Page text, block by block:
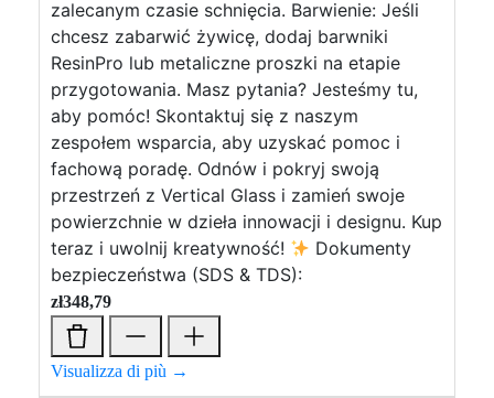
zalecanym czasie schnięcia. Barwienie: Jeśli
chcesz zabarwić żywicę, dodaj barwniki
ResinPro lub metaliczne proszki na etapie
przygotowania. Masz pytania? Jesteśmy tu,
aby pomóc! Skontaktuj się z naszym
zespołem wsparcia, aby uzyskać pomoc i
fachową poradę. Odnów i pokryj swoją
przestrzeń z Vertical Glass i zamień swoje
powierzchnie w dzieła innowacji i designu. Kup
teraz i uwolnij kreatywność!
Dokumenty
bezpieczeństwa (SDS & TDS):
zł348,79
Visualizza di più →